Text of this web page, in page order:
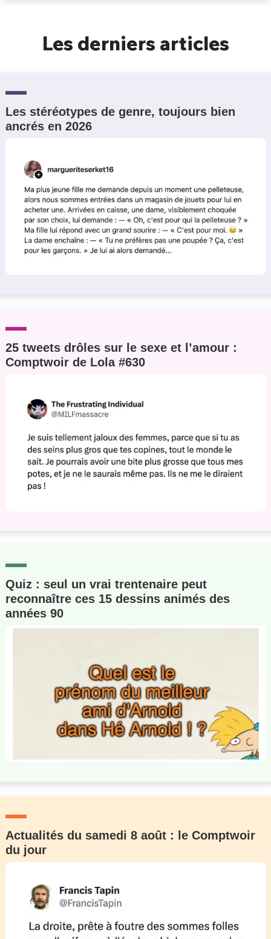
Les derniers articles
Les stéréotypes de genre, toujours bien
ancrés en 2026
25 tweets drôles sur le sexe et l’amour :
Comptwoir de Lola #630
Quiz : seul un vrai trentenaire peut
reconnaître ces 15 dessins animés des
années 90
Actualités du samedi 8 août : le Comptwoir
du jour